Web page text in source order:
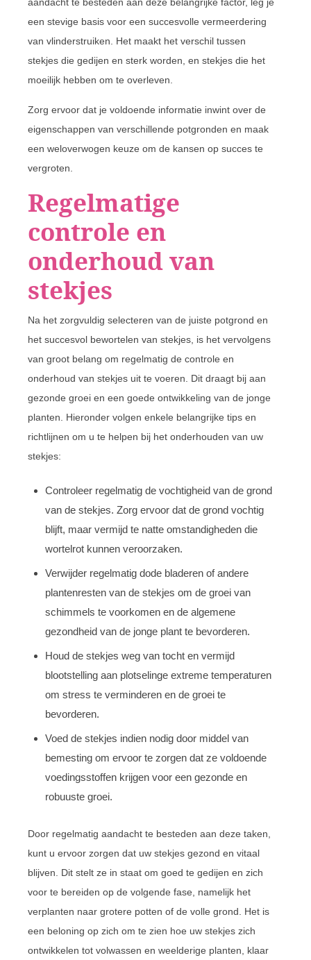
een stevige basis voor een succesvolle vermeerdering
van vlinderstruiken. Het maakt het verschil tussen
stekjes die gedijen en sterk worden, en stekjes die het
moeilijk hebben om te overleven.
Zorg ervoor dat je voldoende informatie inwint over de
eigenschappen van verschillende potgronden en maak
een weloverwogen keuze om de kansen op succes te
vergroten.
Regelmatige
controle en
onderhoud van
stekjes
Na het zorgvuldig selecteren van de juiste potgrond en
het succesvol bewortelen van stekjes, is het vervolgens
van groot belang om regelmatig de controle en
onderhoud van stekjes uit te voeren. Dit draagt bij aan
gezonde groei en een goede ontwikkeling van de jonge
planten. Hieronder volgen enkele belangrijke tips en
richtlijnen om u te helpen bij het onderhouden van uw
stekjes:
Controleer regelmatig de vochtigheid van de grond
van de stekjes. Zorg ervoor dat de grond vochtig
blijft, maar vermijd te natte omstandigheden die
wortelrot kunnen veroorzaken.
Verwijder regelmatig dode bladeren of andere
plantenresten van de stekjes om de groei van
schimmels te voorkomen en de algemene
gezondheid van de jonge plant te bevorderen.
Houd de stekjes weg van tocht en vermijd
blootstelling aan plotselinge extreme temperaturen
om stress te verminderen en de groei te
bevorderen.
Voed de stekjes indien nodig door middel van
bemesting om ervoor te zorgen dat ze voldoende
voedingsstoffen krijgen voor een gezonde en
robuuste groei.
Door regelmatig aandacht te besteden aan deze taken,
kunt u ervoor zorgen dat uw stekjes gezond en vitaal
blijven. Dit stelt ze in staat om goed te gedijen en zich
voor te bereiden op de volgende fase, namelijk het
verplanten naar grotere potten of de volle grond. Het is
een beloning op zich om te zien hoe uw stekjes zich
ontwikkelen tot volwassen en weelderige planten, klaar